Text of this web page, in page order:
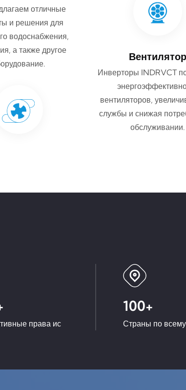
отличные
и решения для
водоснабжения,
а также другое
Вентилятор
Инверторы INDRVCT
вентиляторов,
службы и снижая
обслуживании.
права ис
100+
Страны по